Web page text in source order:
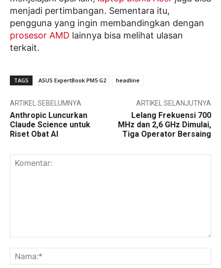
menjadi pertimbangan. Sementara itu,
pengguna yang ingin membandingkan dengan
prosesor AMD lainnya bisa melihat ulasan
terkait.
TAGS ASUS ExpertBook PM5 G2 headline
ARTIKEL SEBELUMNYA
Anthropic Luncurkan
Claude Science untuk
Riset Obat AI
ARTIKEL SELANJUTNYA
Lelang Frekuensi 700
MHz dan 2,6 GHz Dimulai,
Tiga Operator Bersaing